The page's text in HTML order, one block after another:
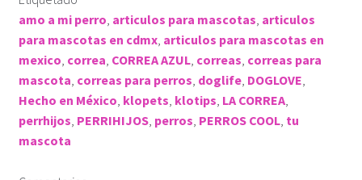
amo a mi perro, articulos para mascotas, articulos
para mascotas en cdmx, articulos para mascotas en
mexico, correa, CORREA AZUL, correas, correas para
mascota, correas para perros, doglife, DOGLOVE,
Hecho en México, klopets, klotips, LA CORREA,
perrhijos, PERRIHIJOS, perros, PERROS COOL, tu
mascota